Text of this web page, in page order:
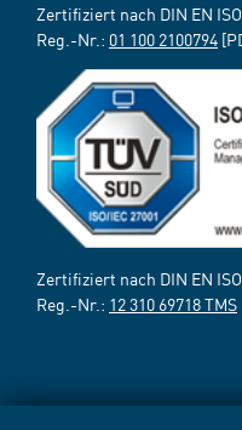
Zertifiziert nach DIN EN
Reg.-Nr.: 01 100 2100794
Zertifiziert nach DIN EN
Reg.-Nr.: 12 310 69718 TMS